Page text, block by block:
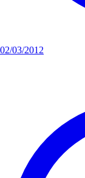
02/03/2012